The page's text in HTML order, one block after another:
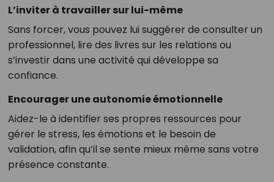
L’inviter à travailler sur lui-même
Sans forcer, vous pouvez lui suggérer de consulter un
professionnel, lire des livres sur les relations ou
s’investir dans une activité qui développe sa
confiance.
Encourager une autonomie émotionnelle
Aidez-le à identifier ses propres ressources pour
gérer le stress, les émotions et le besoin de
validation, afin qu’il se sente mieux même sans votre
présence constante.